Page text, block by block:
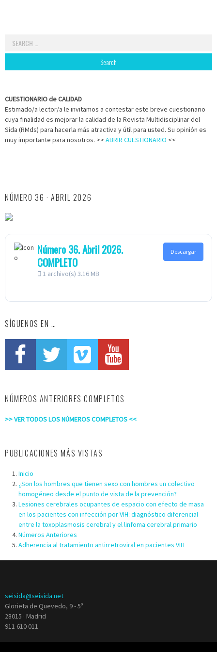
Search
for:
CUESTIONARIO de CALIDAD
Estimado/a lector/a le invitamos a contestar este breve cuestionario
cuya finalidad es mejorar la calidad de la Revista Multidisciplinar del
Sida (RMds) para hacerla más atractiva y útil para usted. Su opinión es
muy importante para nosotros. >> ABRIR CUESTIONARIO <<
NÚMERO 36 · ABRIL 2026
Número 36. Abril 2026.
COMPLETO
1 archivo(s) 3.16 MB
Descargar
SÍGUENOS EN …
NÚMEROS ANTERIORES COMPLETOS
>> VER TODOS LOS NÚMEROS COMPLETOS <<
PUBLICACIONES MÁS VISTAS
Inicio
¿Son los hombres que tienen sexo con hombres un colectivo
homogéneo desde el punto de vista de la prevención?
Lesiones cerebrales ocupantes de espacio con efecto de masa
en los pacientes con infección por VIH: diagnóstico diferencial
entre la toxoplasmosis cerebral y el linfoma cerebral primario
Números Anteriores
Adherencia al tratamiento antirretroviral en pacientes VIH
seisida@seisida.net
Glorieta de Quevedo, 9 - 5º
28015 · Madrid
911 610 011